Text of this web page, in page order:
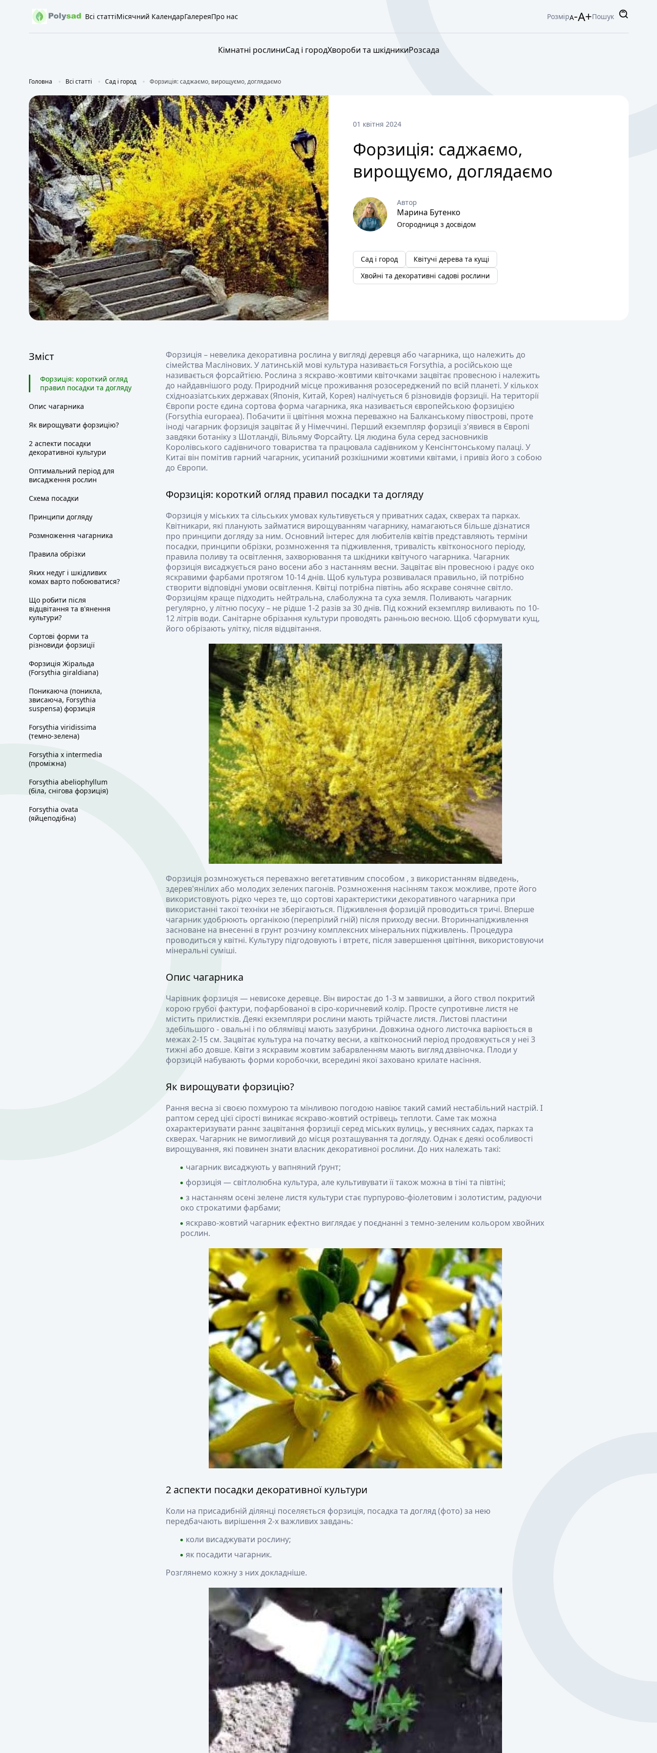
Всі статтіМісячний КалендарГалереяПро нас РозмірA-A+Пошук
Кімнатні рослиниСад і городХвороби та шкідникиРозсада
Головна Всі статті Сад і город Форзиція: саджаємо, вирощуємо, доглядаємо
01 квітня 2024
Форзиція: саджаємо,
вирощуємо, доглядаємо
Автор
Марина Бутенко
Огородниця з досвідом
Сад і город
Квітучі дерева та кущі
Хвойні та декоративні садові рослини
Зміст
Форзиція: короткий огляд
правил посадки та догляду
Опис чагарника
Як вирощувати форзицію?
2 аспекти посадки
декоративної культури
Оптимальний період для
висадження рослин
Схема посадки
Принципи догляду
Розмноження чагарника
Правила обрізки
Яких недуг і шкідливих
комах варто побоюватися?
Що робити після
відцвітання та в'янення
культури?
Сортові форми та
різновиди форзиції
Форзиція Жіральда
(Forsythia giraldiana)
Поникаюча (поникла,
звисаюча, Forsythia
suspensa) форзиція
Forsythia viridissima
(темно-зелена)
Forsythia x intermedia
(проміжна)
Forsythia abeliophyllum
(біла, снігова форзиція)
Forsythia ovata
(яйцеподібна)
Форзиція – невелика декоративна рослина у вигляді деревця або чагарника, що належить до
сімейства Маслінових. У латинській мові культура називається Forsythia, а російською ще
називається форсайтією. Рослина з яскраво-жовтими квіточками зацвітає провесною і належить
до найдавнішого роду. Природний місце проживання розосереджений по всій планеті. У кількох
східноазіатських державах (Японія, Китай, Корея) налічується 6 різновидів форзиції. На території
Європи росте єдина сортова форма чагарника, яка називається європейською форзицією
(Forsythia europaea). Побачити її цвітіння можна переважно на Балканському півострові, проте
іноді чагарник форзиція зацвітає й у Німеччині. Перший екземпляр форзиції з'явився в Європі
завдяки ботаніку з Шотландії, Вільяму Форсайту. Ця людина була серед засновників
Королівського садівничого товариства та працювала садівником у Кенсінгтонському палаці. У
Китаї він помітив гарний чагарник, усипаний розкішними жовтими квітами, і привіз його з собою
до Європи.
Форзиція: короткий огляд правил посадки та догляду
Форзиція у міських та сільських умовах культивується у приватних садах, скверах та парках.
Квітникари, які планують займатися вирощуванням чагарнику, намагаються більше дізнатися
про принципи догляду за ним. Основний інтерес для любителів квітів представляють терміни
посадки, принципи обрізки, розмноження та підживлення, тривалість квітконосного періоду,
правила поливу та освітлення, захворювання та шкідники квітучого чагарника. Чагарник
форзиція висаджується рано восени або з настанням весни. Зацвітає він провесною і радує око
яскравими фарбами протягом 10-14 днів. Щоб культура розвивалася правильно, їй потрібно
створити відповідні умови освітлення. Квітці потрібна півтінь або яскраве сонячне світло.
Форзиціям краще підходить нейтральна, слаболужна та суха земля. Поливають чагарник
регулярно, у літню посуху – не рідше 1-2 разів за 30 днів. Під кожний екземпляр виливають по 10-
12 літрів води. Санітарне обрізання культури проводять ранньою весною. Щоб сформувати кущ,
його обрізають улітку, після відцвітання.
Форзиція розмножується переважно вегетативним способом , з використанням відведень,
здерев'янілих або молодих зелених пагонів. Розмноження насінням також можливе, проте його
використовують рідко через те, що сортові характеристики декоративного чагарника при
використанні такої техніки не зберігаються. Підживлення форзицій проводиться тричі. Вперше
чагарник удобрюють органікою (перепрілий гній) після приходу весни. Вториннапідживлення
засноване на внесенні в грунт розчину комплексних мінеральних підживлень. Процедура
проводиться у квітні. Культуру підгодовують і втретє, після завершення цвітіння, використовуючи
мінеральні суміші.
Опис чагарника
Чарівник форзиція — невисоке деревце. Він виростає до 1-3 м заввишки, а його ствол покритий
корою грубої фактури, пофарбованої в сіро-коричневий колір. Просте супротивне листя не
містить прилистків. Деякі екземпляри рослини мають трійчасте листя. Листові пластини
здебільшого - овальні і по облямівці мають зазубрини. Довжина одного листочка варіюється в
межах 2-15 см. Зацвітає культура на початку весни, а квітконосний період продовжується у неї 3
тижні або довше. Квіти з яскравим жовтим забарвленням мають вигляд дзвіночка. Плоди у
форзицій набувають форми коробочки, всередині якої заховано крилате насіння.
Як вирощувати форзицію?
Рання весна зі своєю похмурою та мінливою погодою навіює такий самий нестабільний настрій. І
раптом серед цієї сірості виникає яскраво-жовтий острівець теплоти. Саме так можна
охарактеризувати раннє зацвітання форзиції серед міських вулиць, у весняних садах, парках та
скверах. Чагарник не вимогливий до місця розташування та догляду. Однак є деякі особливості
вирощування, які повинен знати власник декоративної рослини. До них належать такі:
чагарник висаджують у вапняний ґрунт;
форзиція — світлолюбна культура, але культивувати її також можна в тіні та півтіні;
з настанням осені зелене листя культури стає пурпурово-фіолетовим і золотистим, радуючи
око строкатими фарбами;
яскраво-жовтий чагарник ефектно виглядає у поєднанні з темно-зеленим кольором хвойних
рослин.
2 аспекти посадки декоративної культури
Коли на присадибній ділянці поселяється форзиція, посадка та догляд (фото) за нею
передбачають вирішення 2-х важливих завдань:
коли висаджувати рослину;
як посадити чагарник.
Розглянемо кожну з них докладніше.